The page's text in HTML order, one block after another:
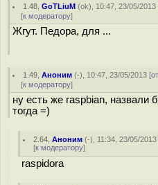
1.48 ,GoTLiuM (ok), 10:47, 23/05/2013
[к модератору]
Жгут. Педора, для ...
1.49 ,Аноним (-), 10:47, 23/05/2013 [
[к модератору]
ну есть же raspbian, назвали
тогда =)
2.64 ,Аноним (-), 11:34, 23/05/2013
[к модератору]
raspidora